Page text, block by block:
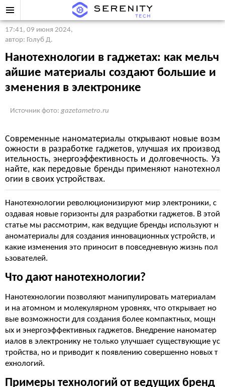
17:41, 09 июня 2024,
автор: Голуб Д.
Нанотехнологии в гаджетах: как мельч
айшие материалы создают большие и
зменения в электронике
Источник фото: gazetametro.ru
Современные наноматериалы открывают новые возм
ожности в разработке гаджетов, улучшая их производ
ительность, энергоэффективность и долговечность. Уз
найте, как передовые бренды применяют нанотехнол
огии в своих устройствах.
Нанотехнологии революционизируют мир электроники, с
оздавая новые горизонты для разработки гаджетов. В этой
статье мы рассмотрим, как ведущие бренды используют н
аноматериалы для создания инновационных устройств, и
какие изменения это приносит в повседневную жизнь пол
ьзователей.
Что дают нанотехнологии?
Нанотехнологии позволяют манипулировать материалам
и на атомном и молекулярном уровнях, что открывает но
вые возможности для создания более компактных, мощн
ых и энергоэффективных гаджетов. Внедрение наноматер
иалов в электронику не только улучшает существующие ус
тройства, но и приводит к появлению совершенно новых т
ехнологий.
Примеры технологий от ведущих бренд